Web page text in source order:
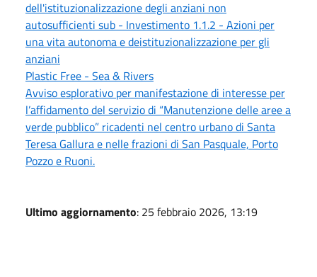
dell'istituzionalizzazione degli anziani non
autosufficienti sub - Investimento 1.1.2 - Azioni per
una vita autonoma e deistituzionalizzazione per gli
anziani
Plastic Free - Sea & Rivers
Avviso esplorativo per manifestazione di interesse per
l’affidamento del servizio di “Manutenzione delle aree a
verde pubblico” ricadenti nel centro urbano di Santa
Teresa Gallura e nelle frazioni di San Pasquale, Porto
Pozzo e Ruoni.
Ultimo aggiornamento: 25 febbraio 2026, 13:19